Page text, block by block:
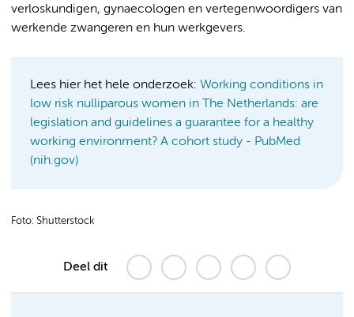
verloskundigen, gynaecologen en vertegenwoordigers van
werkende zwangeren en hun werkgevers.
Lees hier het hele onderzoek: Working conditions in
low risk nulliparous women in The Netherlands: are
legislation and guidelines a guarantee for a healthy
working environment? A cohort study - PubMed
(nih.gov)
Foto: Shutterstock
Deel dit